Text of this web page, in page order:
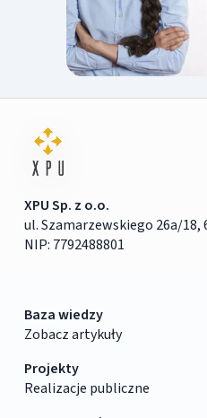
XPU Sp. z o.o.
ul. Szamarzewskiego 26a/18,
NIP: 7792488801
Baza wiedzy
Zobacz artykuły
Projekty
Realizacje publiczne